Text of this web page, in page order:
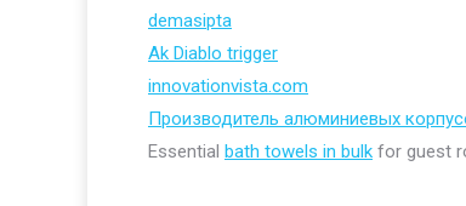
demasipta
Ak Diablo trigger
innovationvista.com
Производитель алюминиевых
Essential bath towels in bulk for guest